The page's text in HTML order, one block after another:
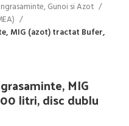
Gunoi si Azot
MIG (azot) tractat Bufer,
MIG
litri, disc dublu